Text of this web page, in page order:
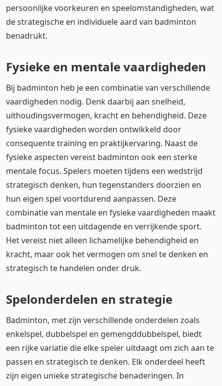
persoonlijke voorkeuren en speelomstandigheden, wat
de strategische en individuele aard van badminton
benadrukt.
Fysieke en mentale vaardigheden
Bij badminton heb je een combinatie van verschillende
vaardigheden nodig. Denk daarbij aan snelheid,
uithoudingsvermogen, kracht en behendigheid. Deze
fysieke vaardigheden worden ontwikkeld door
consequente training en praktijkervaring. Naast de
fysieke aspecten vereist badminton ook een sterke
mentale focus. Spelers moeten tijdens een wedstrijd
strategisch denken, hun tegenstanders doorzien en
hun eigen spel voortdurend aanpassen. Deze
combinatie van mentale en fysieke vaardigheden maakt
badminton tot een uitdagende en verrijkende sport.
Het vereist niet alleen lichamelijke behendigheid en
kracht, maar ook het vermogen om snel te denken en
strategisch te handelen onder druk.
Spelonderdelen en strategie
Badminton, met zijn verschillende onderdelen zoals
enkelspel, dubbelspel en gemengddubbelspel, biedt
een rijke variatie die elke speler uitdaagt om zich aan te
passen en strategisch te denken. Elk onderdeel heeft
zijn eigen unieke strategische benaderingen. In